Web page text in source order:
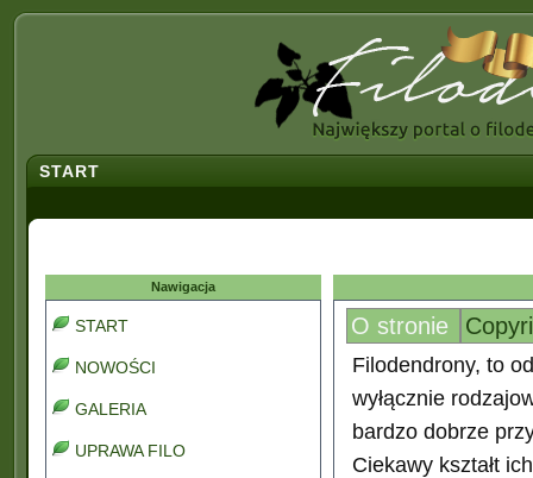
START
Nawigacja
START
NOWOŚCI
GALERIA
UPRAWA FILO
O stronie
Filodendrony, to
wyłącznie
bardzo dobrze
Ciekawy kształt